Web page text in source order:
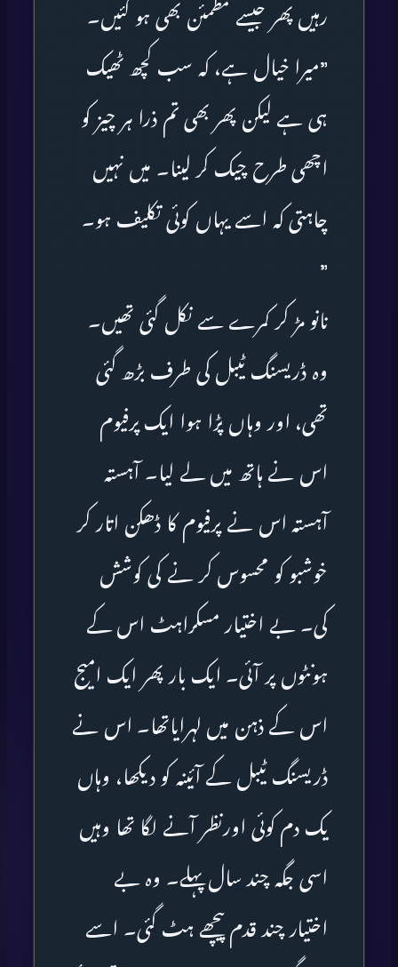
رہیں پھر جیسے مطمئن بھی ہو گئیں۔
”میرا خیال ہے، کہ سب کچھ ٹھیک
ہی ہے لیکن پھر بھی تم ذرا ہر چیز کو
اچھی طرح چیک کر لینا۔ میں نہیں
چاہتی کہ اسے یہاں کوئی تکلیف ہو۔
”
نانو مڑ کر کمرے سے نکل گئی تھیں۔
وہ ڈریسنگ ٹیبل کی طرف بڑھ گئی
تھی، اور وہاں پڑا ہوا ایک پرفیوم
اس نے ہاتھ میں لے لیا۔ آہستہ
آہستہ اس نے پرفیوم کا ڈھکن اتار کر
خوشبو کو محسوس کر نے کی کوشش
کی۔ بے اختیار مسکراہٹ اس کے
ہونٹوں پر آئی۔ ایک بار پھر ایک امیج
اس کے ذہن میں لہرایاتھا۔ اس نے
ڈریسنگ ٹیبل کے آئینہ کو دیکھا، وہاں
یک دم کوئی اورنظر آنے لگا تھا وہیں
اسی جگہ چند سال پہلے۔ وہ بے
اختیار چند قدم پیچھے ہٹ گئی۔ اسے